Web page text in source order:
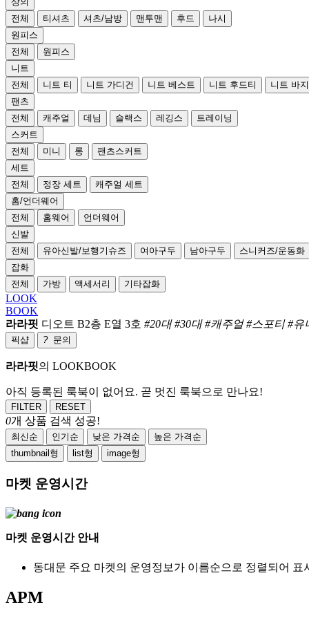
전체
티셔츠 셔츠/남방 맨투맨 후드
나시
원피스
전체
원피스
니트
전체
니트 티 니트 가디건 니트 베스트 니트 후드티
니트 바지
팬츠
전체
캐주얼 데님 슬랙스 레깅스
트레이닝
스커트
전체
미니 롱
팬츠스커트
세트
전체
정장 세트
캐주얼 세트
홈/언더웨어
전체
홈웨어
언더웨어
신발
전체
유아신발/보행기슈즈 여아구두 남아구두 스니커즈/운동화
잡화
전체
가방 액세서리 기타잡화
LOOK
BOOK
라라핏 디오트 B2층 E열 3호 #20대 #30대 #캐주얼 #스포티 #유
픽샵 ? 문의
라라핏의 LOOKBOOK
아직 등록된 룩북이 없어요. 곧 멋진 룩북으로 만나요!
FILTER RESET
0개 상품 검색 성공!
최신순 인기순 낮은 가격순
높은 가격순
thumbnail형
list형 image형
마켓 운영시간
마켓 운영시간 안내
동대문 주요 마켓의 운영정보가 이름순으로 정렬되어 표
APM